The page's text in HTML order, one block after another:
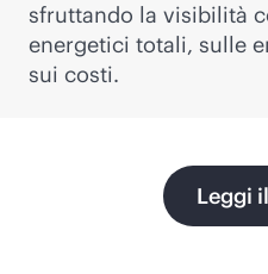
sfruttando la visibilità
energetici totali, sulle
sui costi.
Leggi